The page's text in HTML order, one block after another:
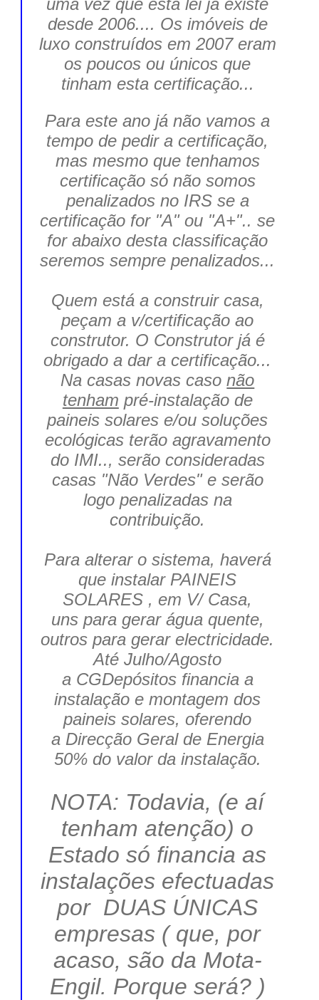
desde 2006.... Os imóveis de
luxo construídos em 2007 eram
os poucos ou únicos que
tinham esta certificação...
Para este ano já não vamos a
tempo de pedir a certificação,
mas mesmo que tenhamos
certificação só não somos
penalizados no IRS se a
certificação for "A" ou "A+".. se
for abaixo desta classificação
seremos sempre penalizados...
Quem está a construir casa,
peçam a v/certificação ao
construtor. O Construtor já é
obrigado a dar a certificação...
Na casas novas casonão
tenham pré-instalação de
paineis solares e/ou soluções
ecológicas terão agravamento
do IMI.., serão consideradas
casas "Não Verdes"e serão
logo penalizadas na
contribuição.
Para alterar o sistema, haverá
que instalar PAINEIS
SOLARES , em V/ Casa,
uns para gerar água quente,
outros para gerar electricidade.
Até Julho/Agosto
a CGDepósitos financia a
instalação e montagem dos
paineis solares, oferendo
a Direcção Geral de Energia
50% do valor da instalação.
NOTA: Todavia, (e aí
tenham atenção) o
Estado só financia as
instalações efectuadas
por DUAS ÚNICAS
empresas ( que, por
acaso, são da Mota-
Engil. Porque será?)